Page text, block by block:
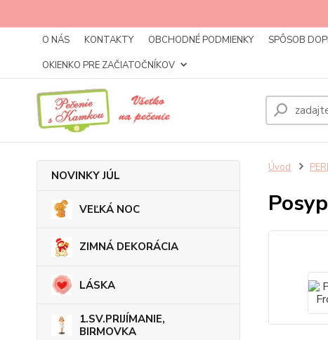
O NÁS KONTAKTY OBCHODNÉ PODMIENKY SPÔSOB
OKIENKO PRE ZAČIATOČNÍKOV
NOVINKY JÚL
VEĽKÁ NOC
ZIMNÁ DEKORÁCIA
LÁSKA
1.SV.PRIJÍMANIE,
BIRMOVKA
Úvod